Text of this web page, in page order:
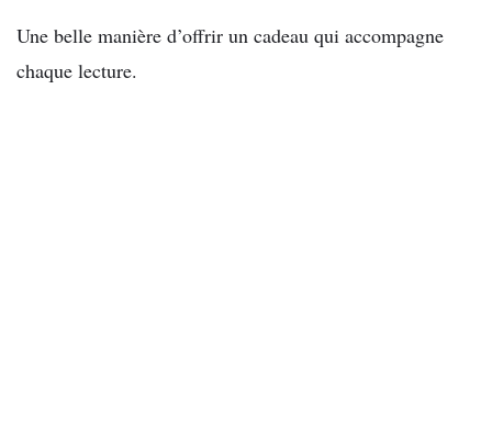
Une belle manière d’offrir un cadeau qui accompagne
chaque lecture.